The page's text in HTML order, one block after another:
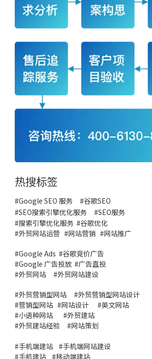
热搜标签
#Google SEO 服务 #谷歌SEO
#SEO搜索引擎优化服务 #SEO服务
#搜索引擎优化服务 #谷歌优化
#外贸网站运营 #网站营销 #网站推广
#Google Ads #谷歌竞价广告
#Google 广告投放 #广告直投
#外贸网站 #外贸网站建设
#外贸营销型网站 #外贸营销型网站设计
#营销型网站 #网站设计 #英文网站
#小语种网站 #外贸建站
#外贸建站经验 #网站策划
#手机端建站 #手机端网站建设
#手机建站 #移动端建站